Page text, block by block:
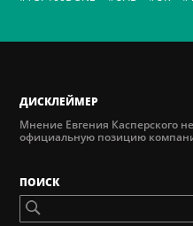
ДИСКЛЕЙМЕР
Мнение Евгения Касперского
официальную позицию
ПОИСК